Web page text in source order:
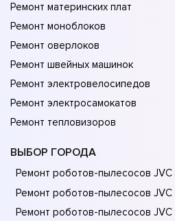
Ремонт материнских плат
Ремонт моноблоков
Ремонт оверлоков
Ремонт швейных машинок
Ремонт электровелосипедов
Ремонт электросамокатов
Ремонт тепловизоров
ВЫБОР ГОРОДА
Ремонт роботов-пылесосов
Ремонт роботов-пылесосов
Ремонт роботов-пылесосов